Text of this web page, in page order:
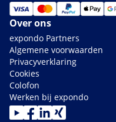
Over ons
expondo Partners
Algemene voorwaarden
Privacyverklaring
Cookies
Colofon
Werken bij expondo